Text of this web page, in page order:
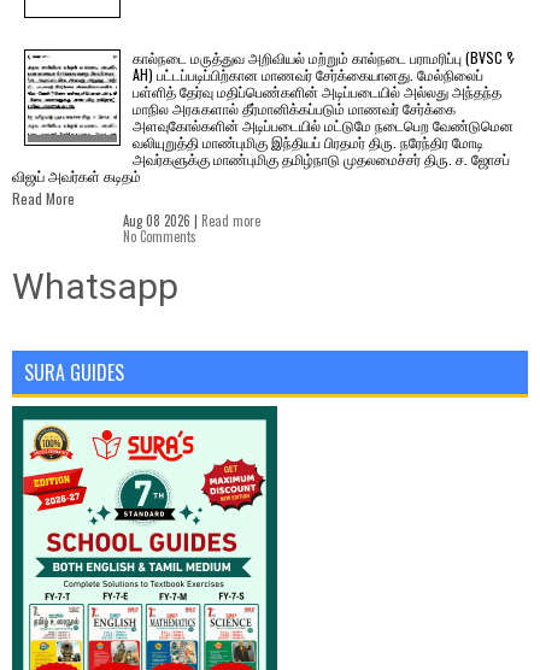
கால்நடை மருத்துவ அறிவியல் மற்றும் கால்நடை பராமரிப்பு (BVSC &
AH) பட்டப்படிப்பிற்கான மாணவர் சேர்க்கையானது. மேல்நிலைப்
பள்ளித் தேர்வு மதிப்பெண்களின் அடிப்படையில் அல்லது அந்தந்த
மாநில அரசுகளால் தீர்மானிக்கப்படும் மாணவர் சேர்க்கை
அளவுகோல்களின் அடிப்படையில் மட்டுமே நடைபெற வேண்டுமென
வலியுறுத்தி மாண்புமிகு இந்தியப் பிரதமர் திரு. நரேந்திர மோடி
அவர்களுக்கு மாண்புமிகு தமிழ்நாடு முதலமைச்சர் திரு. ச. ஜோசப்
விஜய் அவர்கள் கடிதம்
Read More
Aug 08 2026 | Read more
No Comments
Whatsapp
SURA GUIDES